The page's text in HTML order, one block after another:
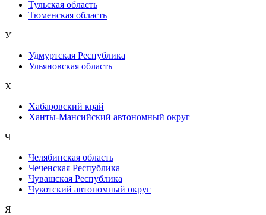
Тульская область
Тюменская область
У
Удмуртская Республика
Ульяновская область
Х
Хабаровский край
Ханты-Мансийский автономный округ
Ч
Челябинская область
Чеченская Республика
Чувашская Республика
Чукотский автономный округ
Я